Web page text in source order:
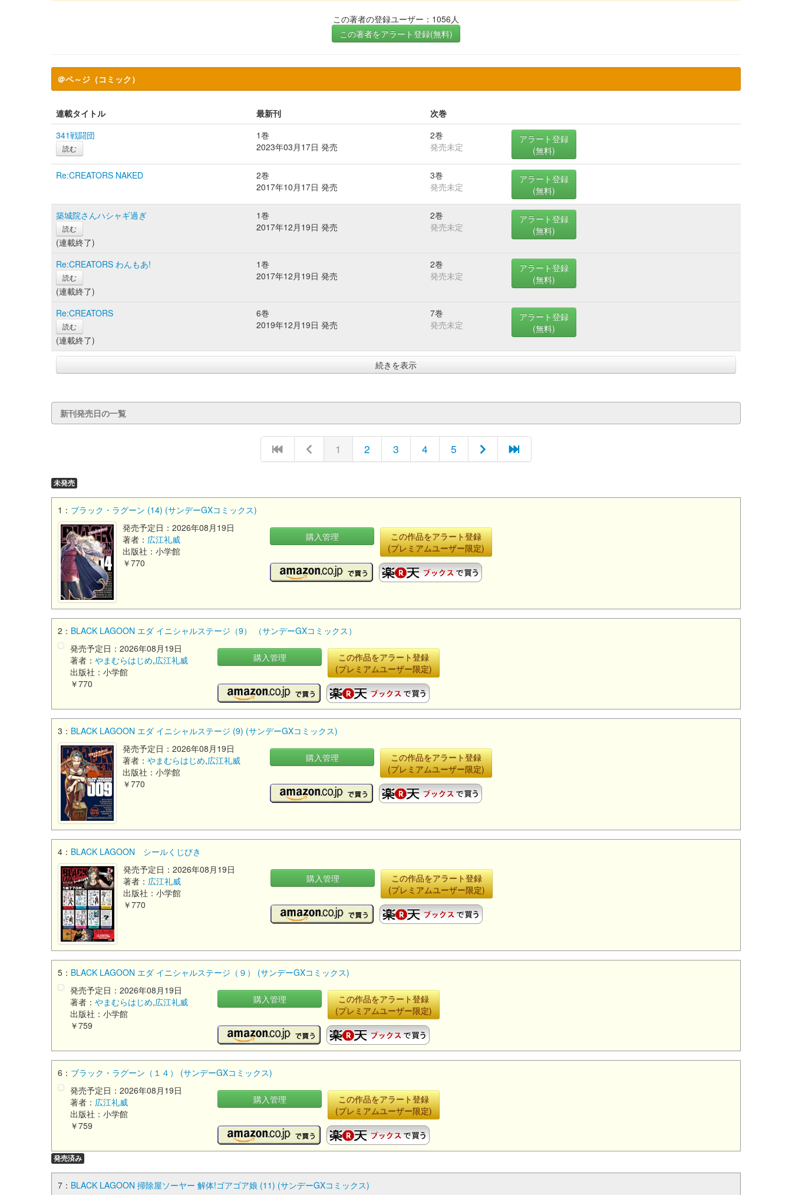
この著者の登録ユーザー：1056人
この著者をアラート登録(無料)
＠ペ～ジ（コミック）
連載タイトル 最新刊
次巻
341戦闘団
読む
1巻
2023年03月17日 発売
2巻
発売未定
アラート登録
(無料)
Re:CREATORS NAKED
2巻
2017年10月17日 発売
3巻
発売未定
アラート登録
(無料)
築城院さんハシャギ過ぎ
読む
(連載終了)
1巻
2017年12月19日 発売
2巻
発売未定
アラート登録
(無料)
Re:CREATORS わんもあ!
読む
(連載終了)
1巻
2017年12月19日 発売
2巻
発売未定
アラート登録
(無料)
Re:CREATORS
読む
(連載終了)
6巻
2019年12月19日 発売
7巻
発売未定
アラート登録
(無料)
続きを表示
新刊発売日の一覧
1 2 3 4 5
未発売
1： ブラック・ラグーン (14) (サンデーGXコミックス)
発売予定日：2026年08月19日
著者： 広江礼威
出版社：小学館
￥770
購入管理
この作品をアラート登録
(プレミアムユーザー限定)
2： BLACK LAGOON エダ イニシャルステージ（9） （サンデーGXコミックス）
発売予定日：2026年08月19日
著者： やまむらはじめ,広江礼威
出版社：小学館
￥770
購入管理
この作品をアラート登録
(プレミアムユーザー限定)
3： BLACK LAGOON エダ イニシャルステージ (9) (サンデーGXコミックス)
発売予定日：2026年08月19日
著者：やまむらはじめ,広江礼威
出版社：小学館
￥770
購入管理
この作品をアラート登録
(プレミアムユーザー限定)
4： BLACK LAGOON シールくじびき
発売予定日：2026年08月19日
著者： 広江礼威
出版社：小学館
￥770
購入管理
この作品をアラート登録
(プレミアムユーザー限定)
5： BLACK LAGOON エダ イニシャルステージ（９） (サンデーGXコミックス)
発売予定日：2026年08月19日
著者： やまむらはじめ,広江礼威
出版社：小学館
￥759
購入管理
この作品をアラート登録
(プレミアムユーザー限定)
6： ブラック・ラグーン（１４） (サンデーGXコミックス)
発売予定日：2026年08月19日
著者： 広江礼威
出版社：小学館
￥759
購入管理
この作品をアラート登録
(プレミアムユーザー限定)
発売済み
7： BLACK LAGOON 掃除屋ソーヤー 解体!ゴアゴア娘 (11) (サンデーGXコミックス)